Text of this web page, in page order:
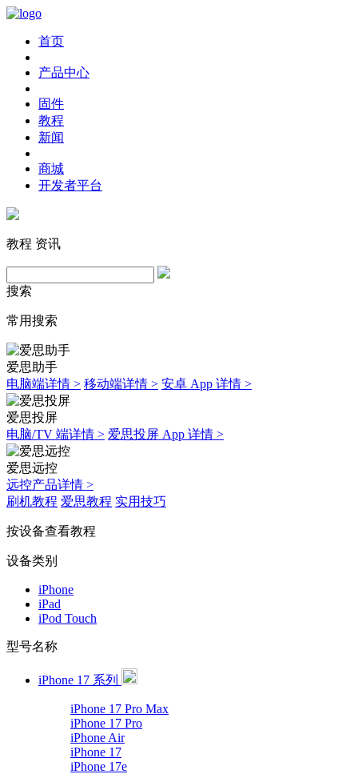
首页
产品中心
固件
教程
新闻
商城
开发者平台
教程 资讯
搜索
常用搜索
爱思助手
电脑端详情 > 移动端详情 > 安卓 App 详情 >
爱思投屏
电脑/TV 端详情 > 爱思投屏 App 详情 >
爱思远控
远控产品详情 >
刷机教程 爱思教程 实用技巧
按设备查看教程
设备类别
iPhone
iPad
iPod Touch
型号名称
iPhone 17 系列
iPhone 17 Pro Max
iPhone 17 Pro
iPhone Air
iPhone 17
iPhone 17e